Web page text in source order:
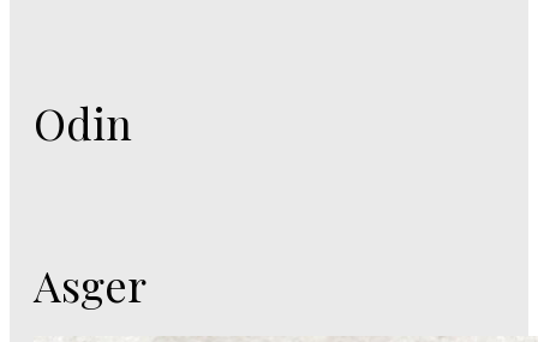
Odin
Asger